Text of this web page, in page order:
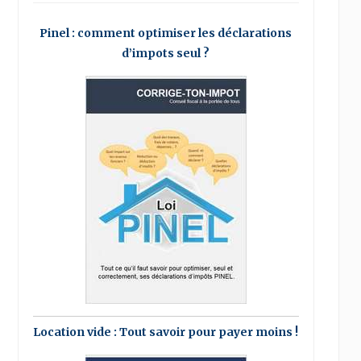
Pinel : comment optimiser les déclarations
d’impots seul ?
Location vide : Tout savoir pour payer moins !